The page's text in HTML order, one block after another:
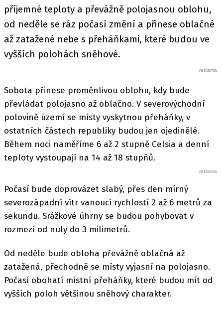
příjemné teploty a převážně polojasnou oblohu,
od neděle se ráz počasí změní a přinese oblačné
až zatažené nebe s přeháňkami, které budou ve
vyšších polohách sněhové.
Sobota přinese proměnlivou oblohu, kdy bude
převládat polojasno až oblačno. V severovýchodní
polovině území se místy vyskytnou přeháňky, v
ostatních částech republiky budou jen ojedinělé.
Během noci naměříme 6 až 2 stupně Celsia a denní
teploty vystoupají na 14 až 18 stupňů.
Počasí bude doprovázet slabý, přes den mírný
severozápadní vítr vanoucí rychlostí 2 až 6 metrů za
sekundu. Srážkové úhrny se budou pohybovat v
rozmezí od nuly do 3 milimetrů.
Od neděle bude obloha převážně oblačná až
zatažená, přechodně se místy vyjasní na polojasno.
Počasí obohatí místní přeháňky, které budou mít od
vyšších poloh většinou sněhový charakter.